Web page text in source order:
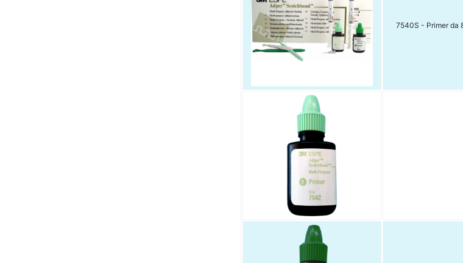
7540S - Primer da